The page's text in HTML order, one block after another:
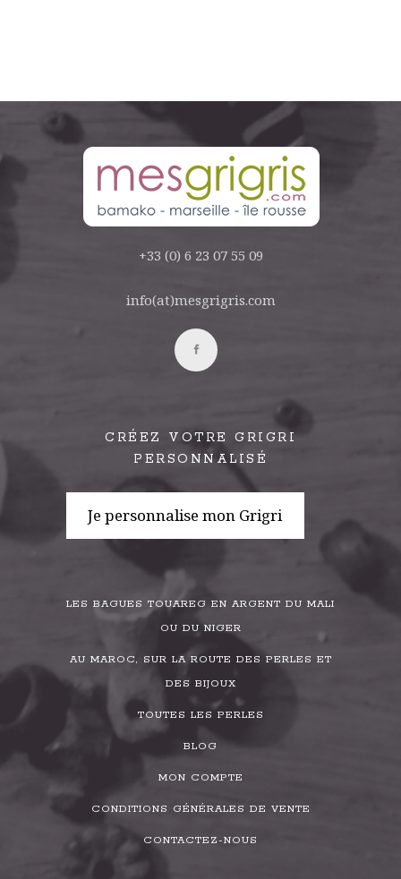
+33 (0) 6 23 07 55 09
info(at)mesgrigris.com
CRÉEZ VOTRE GRIGRI
PERSONNALISÉ
Je personnalise mon Grigri
LES BAGUES TOUAREG EN ARGENT DU MALI
OU DU NIGER
AU MAROC, SUR LA ROUTE DES PERLES ET
DES BIJOUX
TOUTES LES PERLES
BLOG
MON COMPTE
CONDITIONS GÉNÉRALES DE VENTE
CONTACTEZ-NOUS